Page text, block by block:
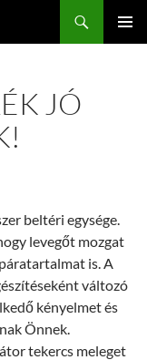
JÓ
beltéri egysége.
levegőt mozgat
is. A
változó
kényelmet és
Önnek.
tekercs meleget